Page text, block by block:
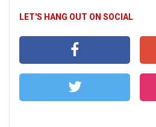
LET'S HANG OUT ON SOCIAL